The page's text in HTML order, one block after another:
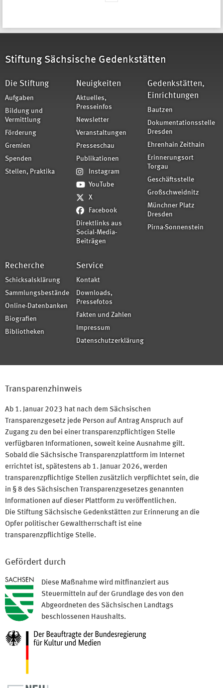
Stiftung Sächsische Gedenkstätten
Die Stiftung
Aufgaben
Bildung und
Vermittlung
Förderung
Gremien
Spenden
Stellen, Praktika
Neuigkeiten
Aktuelles,
Presseinfos
Newsletter
Veranstaltungen
Presseschau
Publikationen
Instagram
YouTube
X
Facebook
Direktlinks aus
Social-Media-
Beiträgen
Gedenkstätten,
Einrichtungen
Bautzen
Dokumentationsstelle
Dresden
Ehrenhain Zeithain
Erinnerungsort
Torgau
Geschäftsstelle
Großschweidnitz
Münchner Platz
Dresden
Pirna-Sonnenstein
Recherche
Schicksalsklärung
Sammlungsbestände
Online-Datenbanken
Biografien
Bibliotheken
Service
Kontakt
Downloads,
Pressefotos
Fakten und Zahlen
Impressum
Datenschutzerklärung
Transparenzhinweis
Ab 1. Januar 2023 hat nach dem Sächsischen
Transparenzgesetz jede Person auf Antrag Anspruch auf
Zugang zu den bei einer transparenzpflichtigen Stelle
verfügbaren Informationen, soweit keine Ausnahme gilt.
Sobald die Sächsische Transparenzplattform im Internet
errichtet ist, spätestens ab 1. Januar 2026, werden
transparenzpflichtige Stellen zusätzlich verpflichtet sein, die
in § 8 des Sächsischen Transparenzgesetzes genannten
Informationen auf dieser Plattform zu veröffentlichen.
Die Stiftung Sächsische Gedenkstätten zur Erinnerung an die
Opfer politischer Gewaltherrschaft ist eine
transparenzpflichtige Stelle.
Gefördert durch
Diese Maßnahme wird mitfinanziert aus
Steuermitteln auf der Grundlage des von den
Abgeordneten des Sächsischen Landtags
beschlossenen Haushalts.